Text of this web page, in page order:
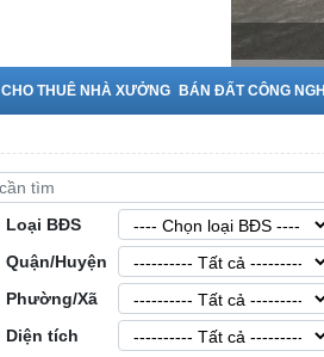
CHO THUÊ NHÀ XƯỞNG BÁN ĐẤT CÔNG
Loại BĐS
Quận/Huyện
Phường/Xã
Diện tích
Cho Thuê Nhà Xưởng